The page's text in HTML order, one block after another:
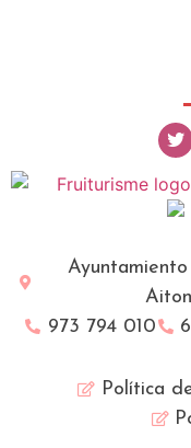
973 794 010
Política